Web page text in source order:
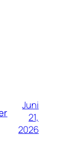
Juni
21,
2026